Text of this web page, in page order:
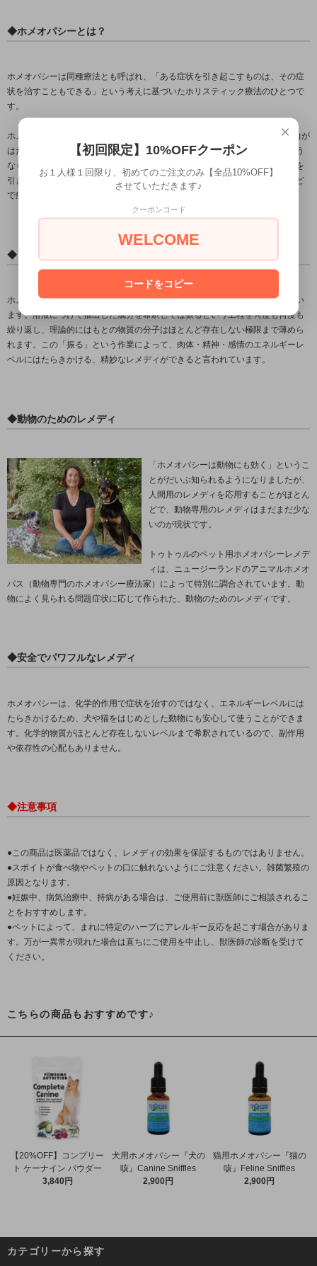
◆ホメオパシーとは？
ホメオパシーは同種療法とも呼ばれ、「ある症状を引き起こすものは、その症
状を治すこともできる」という考えに基づいたホリスティック療法のひとつで
す。
ホメオパシーでは、“症状”は乱れた心身のバランスを治そうとする自然治癒力が
はたらいている状態だと考えます。わざとその症状を少しだけ悪化させるよう
なもの（レメディ）を投与することによって、私たちが本来持つ自然治癒力を
引き出し、そのはたらきを助けようというのがホメオパシーの考え方。薬など
で症状を抑えようとする西洋医学とは対照的なアプローチです。
◆レメディはこうして作られる
ホメオパシーのレメディは、植物・鉱物・動物など自然のものから作られてい
ます。溶液につけて抽出した成分を希釈しては振るという工程を何度も何度も
繰り返し、理論的にはもとの物質の分子はほとんど存在しない極限まで薄めら
れます。この「振る」という作業によって、肉体・精神・感情のエネルギーレ
ベルにはたらきかける、精妙なレメディができると言われています。
◆動物のためのレメディ
「ホメオパシーは動物にも効く」というこ
とがだいぶ知られるようになりましたが、
人間用のレメディを応用することがほとん
どで、動物専用のレメディはまだまだ少な
いのが現状です。
トゥトゥルのペット用ホメオパシーレメデ
ィは、ニュージーランドのアニマルホメオ
パス（動物専門のホメオパシー療法家）によって特別に調合されています。動
物によく見られる問題症状に応じて作られた、動物のためのレメディです。
◆安全でパワフルなレメディ
ホメオパシーは、化学的作用で症状を治すのではなく、エネルギーレベルには
たらきかけるため、犬や猫をはじめとした動物にも安心して使うことができま
す。化学的物質がほとんど存在しないレベルまで希釈されているので、副作用
や依存性の心配もありません。
◆注意事項
●この商品は医薬品ではなく、レメディの効果を保証するものではありません。
●スポイトが食べ物やペットの口に触れないようにご注意ください。雑菌繁殖の
原因となります。
●妊娠中、病気治療中、持病がある場合は、ご使用前に獣医師にご相談されるこ
とをおすすめします。
●ペットによって、まれに特定のハーブにアレルギー反応を起こす場合がありま
す。万が一異常が現れた場合は直ちにご使用を中止し、獣医師の診断を受けて
ください。
こちらの商品もおすすめです♪
【20%OFF】コンプリー
ト ケーナイン パウダー
3,840円
犬用ホメオパシー『犬の
咳』Canine Sniffles
2,900円
猫用ホメオパシー『猫の
咳』Feline Sniffles
2,900円
カテゴリーから探す
×
【初回限定】10%OFFクーポン
お１人様１回限り、初めてのご注文のみ【全品10%OFF】
させていただきます♪
クーポンコード
WELCOME
コードをコピー